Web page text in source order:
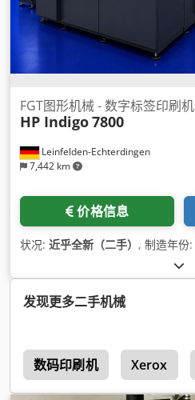
Leinfelden-Echterdingen
7,442 km
FGT图形机械 - 数字标签印刷机
HP Indigo7800
价格信息
状况: 近乎全新（二手） , 制造年份:
发现更多二手机械
数码印刷机 Xerox